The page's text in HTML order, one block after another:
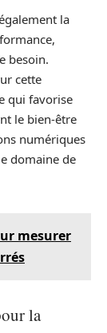
la
besoin.
cette
qui favorise
le bien-être
numériques
domaine de
mesurer
la